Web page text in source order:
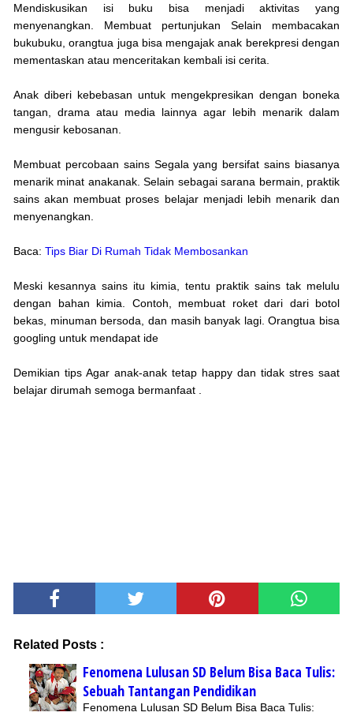
Mendiskusikan isi buku bisa menjadi aktivitas yang
menyenangkan. Membuat pertunjukan Selain membacakan
bukubuku, orangtua juga bisa mengajak anak berekpresi dengan
mementaskan atau menceritakan kembali isi cerita.
Anak diberi kebebasan untuk mengekpresikan dengan boneka
tangan, drama atau media lainnya agar lebih menarik dalam
mengusir kebosanan.
Membuat percobaan sains Segala yang bersifat sains biasanya
menarik minat anakanak. Selain sebagai sarana bermain, praktik
sains akan membuat proses belajar menjadi lebih menarik dan
menyenangkan.
Baca: Tips Biar Di Rumah Tidak Membosankan
Meski kesannya sains itu kimia, tentu praktik sains tak melulu
dengan bahan kimia. Contoh, membuat roket dari dari botol
bekas, minuman bersoda, dan masih banyak lagi. Orangtua bisa
googling untuk mendapat ide
Demikian tips Agar anak-anak tetap happy dan tidak stres saat
belajar dirumah semoga bermanfaat .
Related Posts :
Fenomena Lulusan SD Belum Bisa Baca Tulis:
Sebuah Tantangan Pendidikan
Fenomena Lulusan SD Belum Bisa Baca Tulis: